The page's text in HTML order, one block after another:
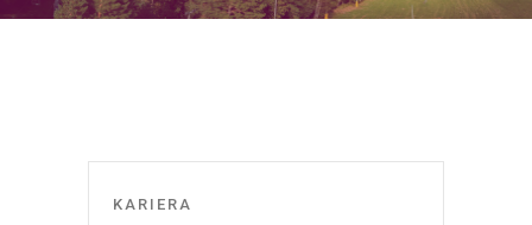
KARIERA